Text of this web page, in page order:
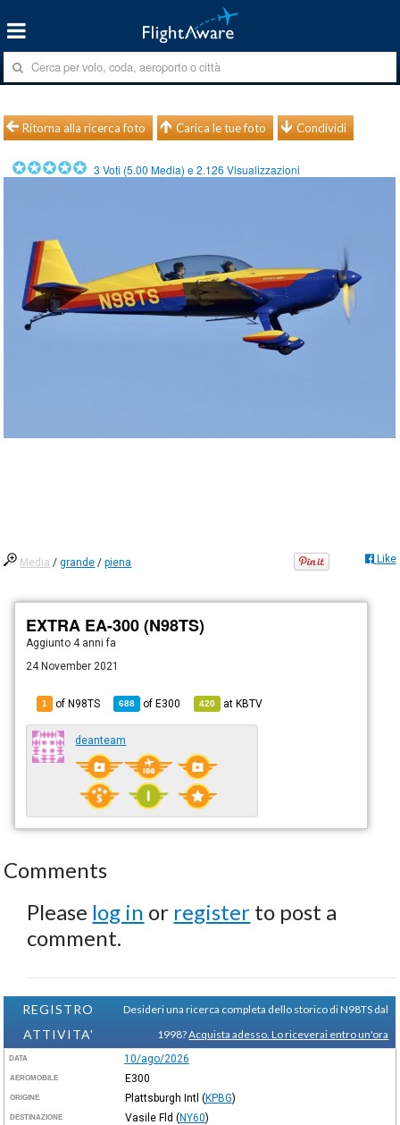
Ritorna alla ricerca foto Carica le tue foto Condividi
3 Voti (5.00 Media) e2.126 Visualizzazioni
Media /grande /piena Like
EXTRA EA-300 (N98TS)
Aggiunto 4 anni fa
24 November 2021
1 of N98TS 688 ofE300 420 atKBTV
deanteam
Comments
Please log in or register to post a
comment.
REGISTRO
ATTIVITA'
Desideri una ricerca completa dello storico di N98TS dal
1998?Acquista adesso. Lo riceverai entro un'ora
DATA 10/ago/2026
AEROMOBILE E300
ORIGINE Plattsburgh Intl (KPBG)
DESTINAZIONE Vasile Fld (NY60)